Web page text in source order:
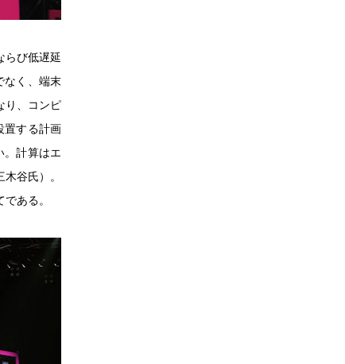
らび低遅延
なく、端末
り、コンピ
置する計画
。計算はエ
谷氏）。
ある。